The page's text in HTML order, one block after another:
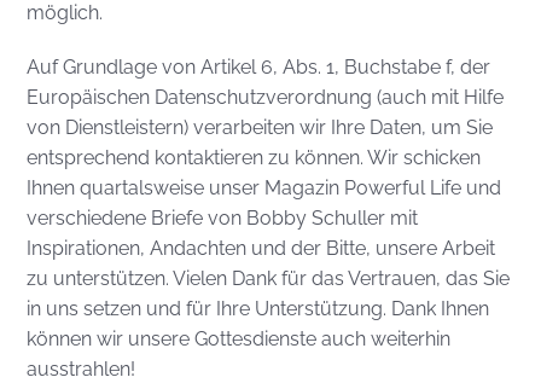
möglich.
Auf Grundlage von Artikel 6, Abs. 1, Buchstabe f, der
Europäischen Datenschutzverordnung (auch mit Hilfe
von Dienstleistern) verarbeiten wir Ihre Daten, um Sie
entsprechend kontaktieren zu können. Wir schicken
Ihnen quartalsweise unser Magazin Powerful Life und
verschiedene Briefe von Bobby Schuller mit
Inspirationen, Andachten und der Bitte, unsere Arbeit
zu unterstützen. Vielen Dank für das Vertrauen, das Sie
in uns setzen und für Ihre Unterstützung. Dank Ihnen
können wir unsere Gottesdienste auch weiterhin
ausstrahlen!